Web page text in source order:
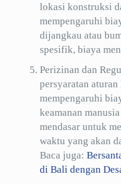
lokasi konstruksi
mempengaruhi
dijangkau atau
spesifik, biaya
Perizinan dan
persyaratan
mempengaruhi
keamanan
mendasar untuk
waktu yang akan
Baca juga:
di Bali dengan